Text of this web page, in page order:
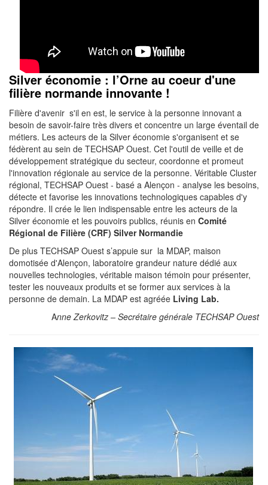
Silver économie : l’Orne au coeur d'une
filière normande innovante !
Filière d'avenir s'il en est, le service à la personne innovant a
besoin de savoir-faire très divers et concentre un large éventail de
métiers. Les acteurs de la Silver économie s'organisent et se
fédèrent au sein de TECHSAP Ouest. Cet l'outil de veille et de
développement stratégique du secteur, coordonne et promeut
l'innovation régionale au service de la personne. Véritable Cluster
régional, TECHSAP Ouest - basé a Alençon - analyse les besoins,
détecte et favorise les innovations technologiques capables d'y
répondre. Il crée le lien indispensable entre les acteurs de la
Silver économie et les pouvoirs publics, réunis en Comité
Régional de Filière (CRF) Silver Normandie
De plus TECHSAP Ouest s’appuie sur la MDAP, maison
domotisée d'Alençon, laboratoire grandeur nature dédié aux
nouvelles technologies, véritable maison témoin pour présenter,
tester les nouveaux produits et se former aux services à la
personne de demain. La MDAP est agréée Living Lab.
Anne Zerkovitz – Secrétaire générale TECHSAP Ouest